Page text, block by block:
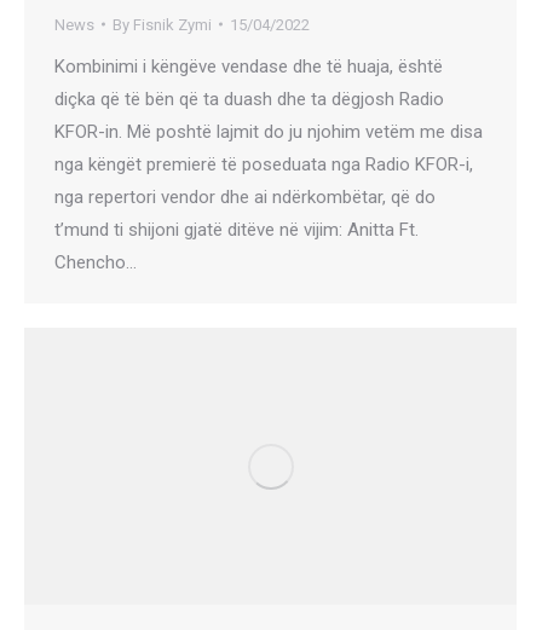
News By Fisnik Zymi 15/04/2022
Kombinimi i këngëve vendase dhe të huaja, është
diçka që të bën që ta duash dhe ta dëgjosh Radio
KFOR-in. Më poshtë lajmit do ju njohim vetëm me disa
nga këngët premierë të poseduata nga Radio KFOR-i,
nga repertori vendor dhe ai ndërkombëtar, që do
t’mund ti shijoni gjatë ditëve në vijim: Anitta Ft.
Chencho…